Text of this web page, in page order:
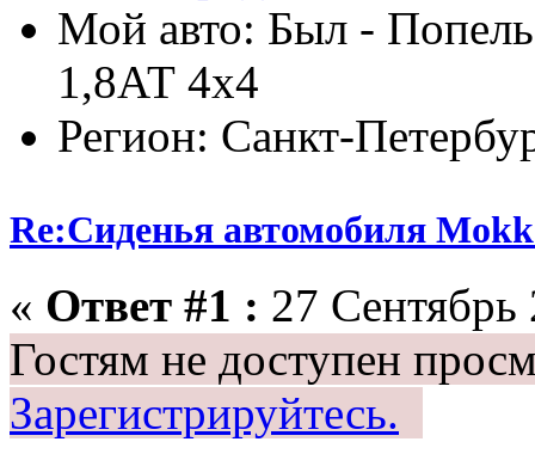
Мой авто: Был -
1,8АТ 4х4
Регион: Санкт-
Re:Сиденья автомобиля
« Ответ #1 : 27
Гостям не доступен
Зарегистрируйтесь.